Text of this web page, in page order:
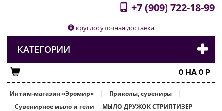
+7 (909) 722-18-99
круглосуточная доставка
КАТЕГОРИИ
0 НА0 Р
Интим-магазин «Эромир»
Приколы, сувениры
Сувенирное мыло и гели
МЫЛО ДРУЖОК СТРИПТИЗЕР